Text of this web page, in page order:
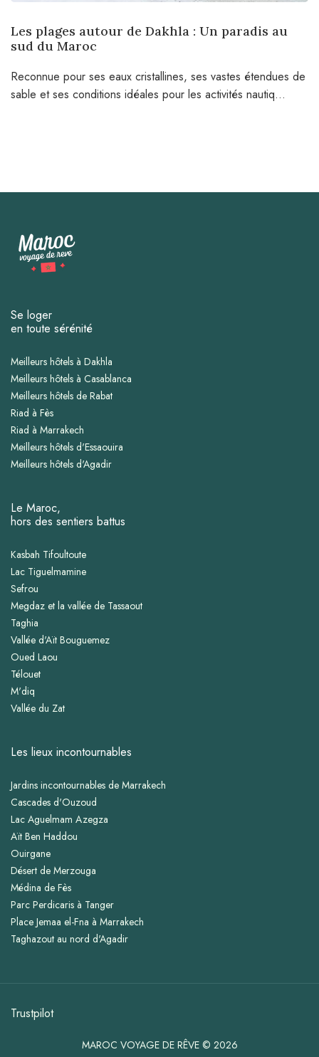
Les plages autour de Dakhla : Un paradis au
sud du Maroc
Reconnue pour ses eaux cristallines, ses vastes étendues de
sable et ses conditions idéales pour les activités nautiq...
Se loger
en toute sérénité
Meilleurs hôtels à Dakhla
Meilleurs hôtels à Casablanca
Meilleurs hôtels de Rabat
Riad à Fès
Riad à Marrakech
Meilleurs hôtels d'Essaouira
Meilleurs hôtels d'Agadir
Le Maroc,
hors des sentiers battus
Kasbah Tifoultoute
Lac Tiguelmamine
Sefrou
Megdaz et la vallée de Tassaout
Taghia
Vallée d'Aït Bouguemez
Oued Laou
Télouet
M'diq
Vallée du Zat
Les lieux incontournables
Jardins incontournables de Marrakech
Cascades d'Ouzoud
Lac Aguelmam Azegza
Aït Ben Haddou
Ouirgane
Désert de Merzouga
Médina de Fès
Parc Perdicaris à Tanger
Place Jemaa el-Fna à Marrakech
Taghazout au nord d'Agadir
Trustpilot
MAROC VOYAGE DE RÊVE © 2026